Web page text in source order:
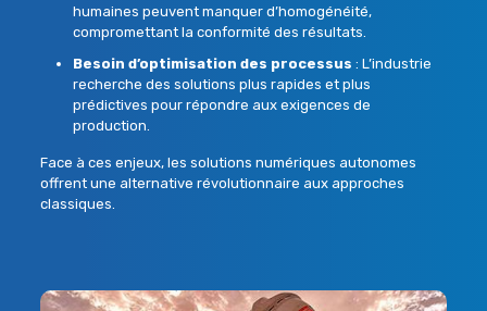
humaines peuvent manquer d’homogénéité,
compromettant la conformité des résultats.
Besoin d’optimisation des processus : L’industrie
recherche des solutions plus rapides et plus
prédictives pour répondre aux exigences de
production.
Face à ces enjeux, les solutions numériques autonomes
offrent une alternative révolutionnaire aux approches
classiques.